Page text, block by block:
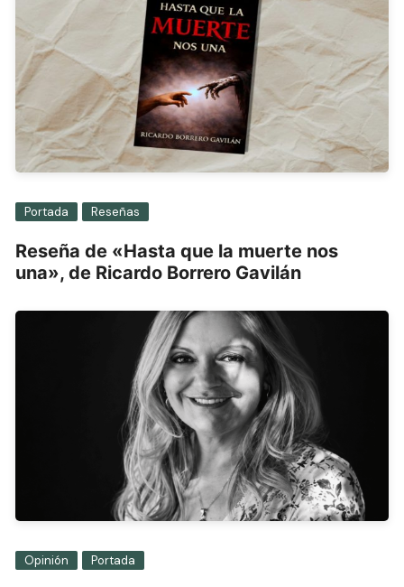
Portada Reseñas
Reseña de «Hasta que la muerte nos
una», de Ricardo Borrero Gavilán
Opinión Portada